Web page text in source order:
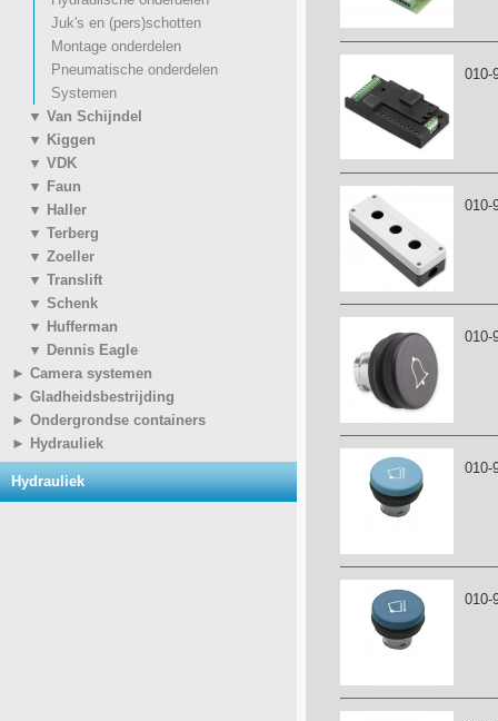
Juk's en (pers)schotten
Montage onderdelen
Pneumatische onderdelen
Systemen
▼ Van Schijndel
▼ Kiggen
▼ VDK
▼ Faun
▼ Haller
▼ Terberg
▼ Zoeller
▼ Translift
▼ Schenk
▼ Hufferman
▼ Dennis Eagle
► Camera systemen
► Gladheidsbestrijding
► Ondergrondse containers
► Hydrauliek
Hydrauliek
010-
010-
010-
010-
010-